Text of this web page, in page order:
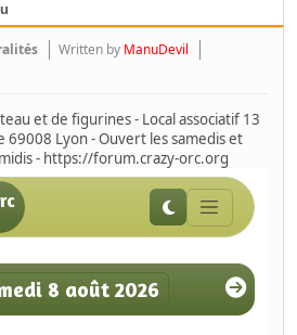
Written by ManuDevil